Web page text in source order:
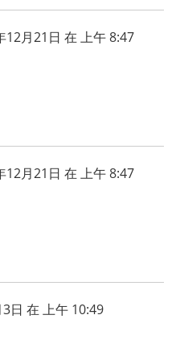
12月21日 在 上午 8:47
12月21日 在 上午 8:47
日 在 上午 10:49